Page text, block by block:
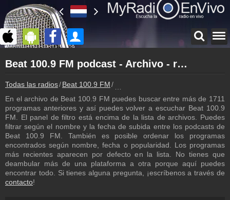
myradioenvivo.mx
Beat 100.9 FM
Atrás a la página de Beat 100.9 FM
Inicio de sesión
¡Crea una cuenta propia!
Lista de canciones
Descubre lo que ha sonado hasta ahora
Programación
Los programas de Beat 100.9 FM
Contacto
Beat 100.9 FM podcast - Archivo - repetición de los programas
Todas las radios Beat 100.9 FM
En el archivo de Beat 100.9 FM puedes buscar entre más de 1711
programas anteriores y así puedes volver a escuchar Beat 100.9
FM. El panel de filtro está encima de la lista de archivos. Puedes
filtrar según el nombre y la fecha de subida entre los podcasts de
Beat 100.9 FM. También es posible ordenar los programas
encontrados según nombre, fecha o popularidad. Los programas
más recientes aparecen por defecto en la lista. No tienes que
deambular más de una plataforma a otra porque aquí puedes
encontrar todo. Si tienes alguna pregunta, ¡escríbenos a través de
contacto!